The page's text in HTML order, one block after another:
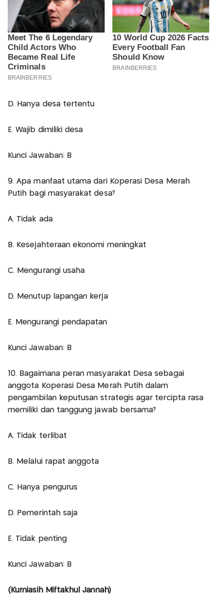
D. Hanya desa tertentu
E. Wajib dimiliki desa
Kunci Jawaban: B
9. Apa manfaat utama dari Koperasi Desa Merah
Putih bagi masyarakat desa?
A. Tidak ada
B. Kesejahteraan ekonomi meningkat
C. Mengurangi usaha
D. Menutup lapangan kerja
E. Mengurangi pendapatan
Kunci Jawaban: B
10. Bagaimana peran masyarakat Desa sebagai
anggota Koperasi Desa Merah Putih dalam
pengambilan keputusan strategis agar tercipta rasa
memiliki dan tanggung jawab bersama?
A. Tidak terlibat
B. Melalui rapat anggota
C. Hanya pengurus
D. Pemerintah saja
E. Tidak penting
Kunci Jawaban: B
(Kurniasih Miftakhul Jannah)